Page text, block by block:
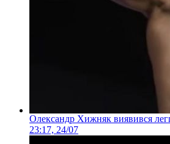
Олександр Хижняк виявився
23:17, 24/07